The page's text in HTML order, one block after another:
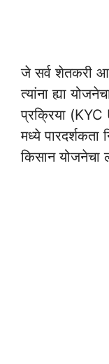
जे सर्व शेतकरी
त्यांना ह्या
प्रक्रिया (KYC
मध्ये पारदर्शकता
किसान योजनेचा